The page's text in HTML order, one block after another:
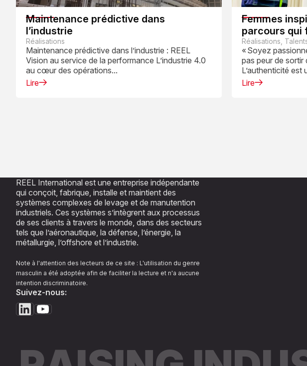
Maintenance prédictive dans
l’industrie
Réalisations
Maintenance prédictive dans l’industrie : REEL
Vision au service de la performance L’industrie 4.0
au cœur des opérations...
Lire
Femmes
parcours qui
REEL
Réalisations,
« Soyez
pas peur de
L’authenticité est
Lire
REEL International est une entreprise indépendante
qui conçoit, fabrique, installe et maintient des
systèmes complexes de levage et de manutention
industriels. Ces systèmes s’intègrent aux processus
de ses clients à travers le monde, dans des secteurs
tels que l’aéronautique, la défense, l’énergie, la
métallurgie, l’offshore et l’industrie.
Note à l'attention des lecteurs de ce site : L'utilisation du genre
masculin a été adoptée afin de faciliter la lecture et n'a aucune
intention discriminatoire.
Suivez-nous: